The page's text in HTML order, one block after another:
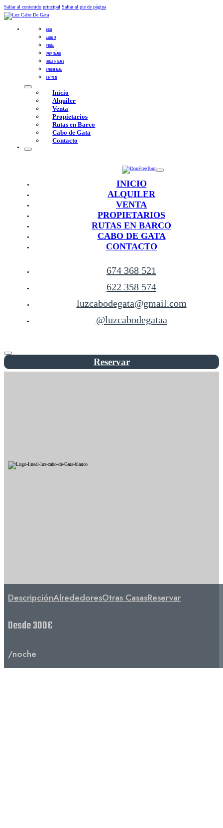
Saltar al contenido principal Saltar al pie de página
INICIO
ALQUILER
VENTA
PROPIETARIOS
RUTAS EN BARCO
CABO DE GATA
CONTACTO
Inicio
Alquiler
Venta
Propietarios
Rutas en Barco
Cabo de Gata
Contacto
INICIO
ALQUILER
VENTA
PROPIETARIOS
RUTAS EN BARCO
CABO DE GATA
CONTACTO
674 368 521
622 358 574
luzcabodegata@gmail.com
@luzcabodegataa
Reservar
DescripciónAlrededoresOtras CasasReservar
Desde 300€
/noche